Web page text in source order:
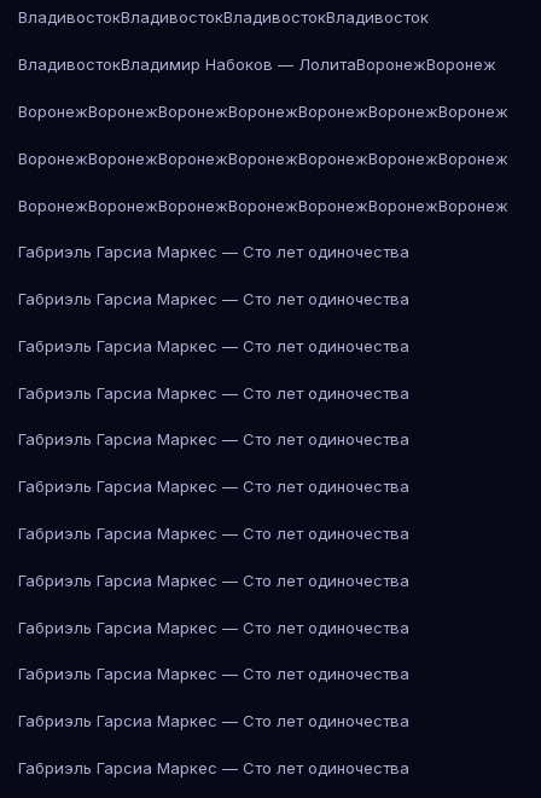
ВладивостокВладивостокВладивостокВладивосток
ВладивостокВладимир Набоков — ЛолитаВоронежВоронеж
ВоронежВоронежВоронежВоронежВоронежВоронежВоронеж
ВоронежВоронежВоронежВоронежВоронежВоронежВоронеж
ВоронежВоронежВоронежВоронежВоронежВоронежВоронеж
Габриэль Гарсиа Маркес — Сто лет одиночества
Габриэль Гарсиа Маркес — Сто лет одиночества
Габриэль Гарсиа Маркес — Сто лет одиночества
Габриэль Гарсиа Маркес — Сто лет одиночества
Габриэль Гарсиа Маркес — Сто лет одиночества
Габриэль Гарсиа Маркес — Сто лет одиночества
Габриэль Гарсиа Маркес — Сто лет одиночества
Габриэль Гарсиа Маркес — Сто лет одиночества
Габриэль Гарсиа Маркес — Сто лет одиночества
Габриэль Гарсиа Маркес — Сто лет одиночества
Габриэль Гарсиа Маркес — Сто лет одиночества
Габриэль Гарсиа Маркес — Сто лет одиночества